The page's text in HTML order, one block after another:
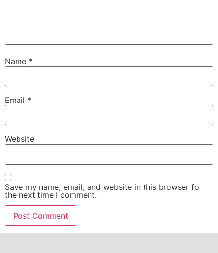
Name *
Email *
Website
Save my name, email, and website in this browser for
the next time I comment.